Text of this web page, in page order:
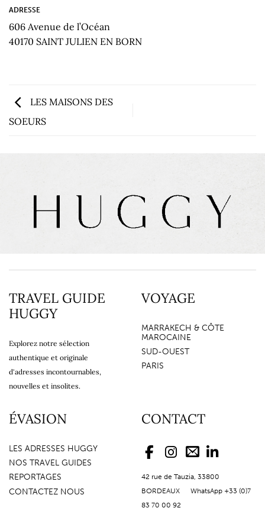
ADRESSE
606 Avenue de l’Océan
40170 SAINT JULIEN EN BORN
LES MAISONS DES
SOEURS
TRAVEL GUIDE
HUGGY
Explorez notre sélection
authentique et originale
d'adresses incontournables,
nouvelles et insolites.
VOYAGE
MARRAKECH & CÔTE
MAROCAINE
SUD-OUEST
PARIS
ÉVASION
LES ADRESSES HUGGY
NOS TRAVEL GUIDES
REPORTAGES
CONTACTEZ NOUS
CONTACT
42 rue de Tauzia, 33800
BORDEAUX WhatsApp +33 (0)7
83 70 00 92